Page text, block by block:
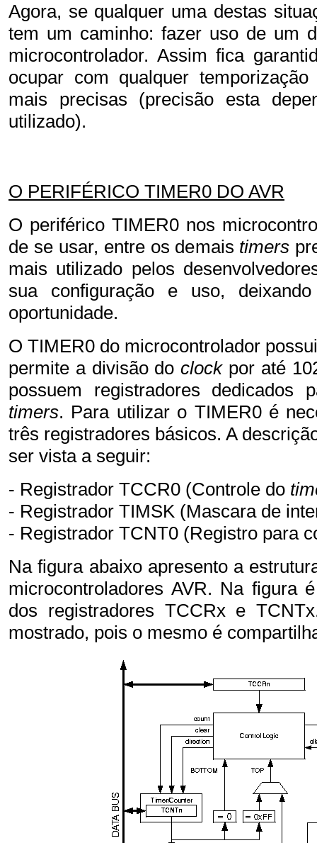
Agora, se qualquer uma destas
tem um caminho: fazer uso de um
microcontrolador. Assim fica
ocupar com qualquer
mais precisas (precisão esta
utilizado).
O PERIFÉRICO TIMER0 DO AVR
O periférico TIMER0 nos
de se usar, entre os demais timers
mais utilizado pelos
sua configuração e uso,
oportunidade.
O TIMER0 do microcontrolador
permite a divisão doclockpor até
possuem registradores dedicados
timers. Para utilizar o TIMER0 é
três registradores básicos. A
ser vista a seguir:
- Registrador TCCR0 (Controle do
- Registrador TIMSK (Mascara de
- Registrador TCNT0 (Registro para
Na figura abaixo apresento a
microcontroladores AVR. Na figura
dos registradores TCCRx e
mostrado, pois o mesmo é